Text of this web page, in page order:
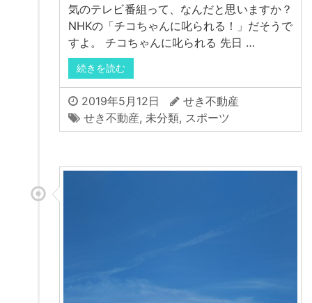
気のテレビ番組って、なんだと思いますか？
NHKの「チコちゃんに叱られる！」だそうで
すよ。 チコちゃんに叱られる 先日 …
続きを読む
2019年5月12日
せき不動産
せき不動産, 未分類, スポーツ